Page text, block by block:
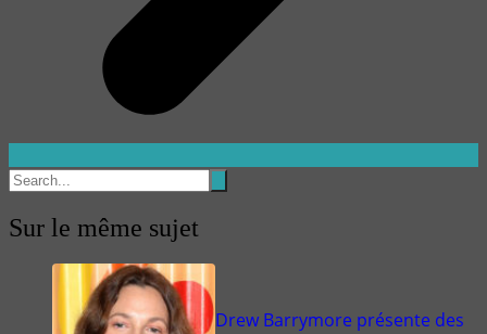
Sur le même sujet
Drew Barrymore présente des